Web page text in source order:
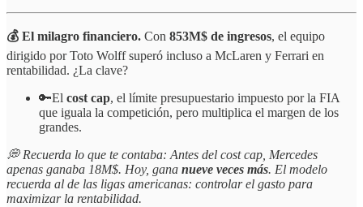
💰 El milagro financiero. Con 853M$ de ingresos, el equipo
dirigido por Toto Wolff superó incluso a McLaren y Ferrari en
rentabilidad. ¿La clave?
🔑El cost cap, el límite presupuestario impuesto por la FIA
que iguala la competición, pero multiplica el margen de los
grandes.
💭 Recuerda lo que te contaba: Antes del cost cap, Mercedes
apenas ganaba 18M$. Hoy, gana nueve veces más. El modelo
recuerda al de las ligas americanas: controlar el gasto para
maximizar la rentabilidad.